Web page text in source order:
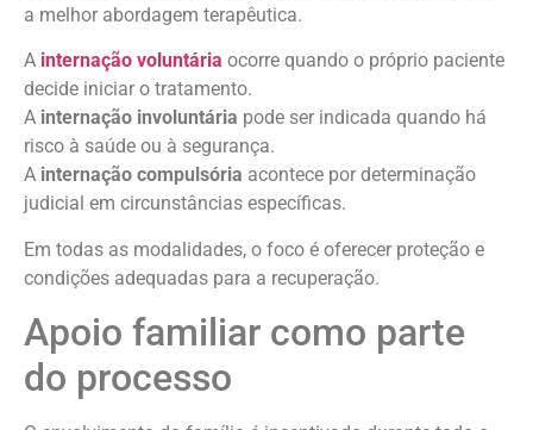
a melhor abordagem terapêutica.
A internação voluntária ocorre quando o próprio paciente
decide iniciar o tratamento.
A internação involuntária pode ser indicada quando há
risco à saúde ou à segurança.
A internação compulsória acontece por determinação
judicial em circunstâncias específicas.
Em todas as modalidades, o foco é oferecer proteção e
condições adequadas para a recuperação.
Apoio familiar como parte
do processo